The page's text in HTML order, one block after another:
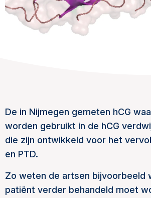
De in Nijmegen gemeten hCG
worden gebruikt in de hCG
die zijn ontwikkeld voor het
en PTD.
Zo weten de artsen bijvoorbeeld
patiënt verder behandeld moet